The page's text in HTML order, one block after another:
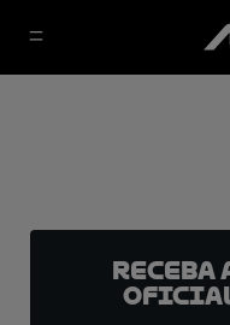
oficial